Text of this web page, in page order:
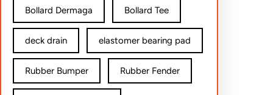
Bollard Dermaga Bollard Tee
deck drain elastomer bearing pad
Rubber Bumper Rubber Fender